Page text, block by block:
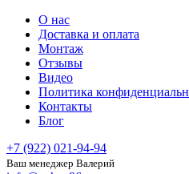
О нас
Доставка и оплата
Монтаж
Отзывы
Видео
Политика
Контакты
Блог
+7 (922) 021-94-94
Ваш менеджер Валерий